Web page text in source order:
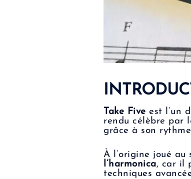
Take Five est l’un
rendu célèbre par
grâce à son
À l’origine joué au
l’harmonica, car il
techniques